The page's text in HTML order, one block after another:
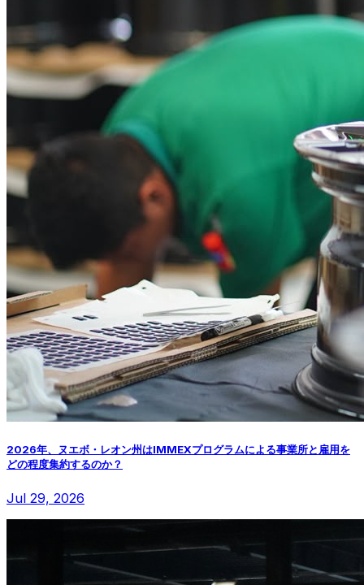
2026年、ヌエボ・レオン州はIMMEXプログラムによる事業所と雇用を
どの程度集約するのか？
Jul 29, 2026